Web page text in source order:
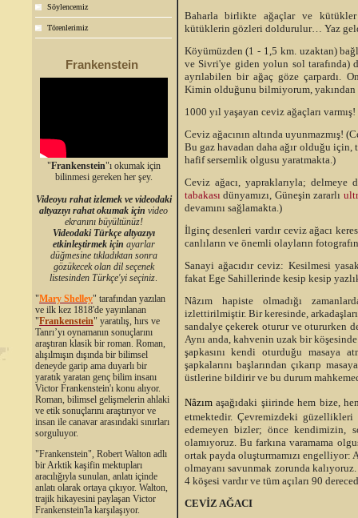
Söylencemiz
Törenlerimiz
Frankenstein
"Frankenstein"ı okumak için
bilinmesi gereken her şey.
Videoyu rahat izlemek ve videodaki
altyazıyı rahat okumak için video
ekranını büyültünüz!
Videodaki Türkçe altyazıyı
etkinleştirmek için ayarlar
düğmesine tıkladıktan sonra
gözükecek olan dil seçenek
listesinden Türkçe'yi seçiniz.
"Mary Shelley" tarafından yazılan
ve ilk kez 1818'de yayınlanan
"Frankenstein" yaratılış, hırs ve
Tanrı’yı oynamanın sonuçlarını
araştıran klasik bir roman. Roman,
alışılmışın dışında bir bilimsel
deneyde garip ama duyarlı bir
yaratık yaratan genç bilim insanı
Victor Frankenstein'ı konu alıyor.
Roman, bilimsel gelişmelerin ahlaki
ve etik sonuçlarını araştırıyor ve
insan ile canavar arasındaki sınırları
sorguluyor.
"Frankenstein", Robert Walton adlı
bir Arktik kaşifin mektupları
aracılığıyla sunulan, anlatı içinde
anlatı olarak ortaya çıkıyor. Walton,
trajik hikayesini paylaşan Victor
Frankenstein'la karşılaşıyor.
Baharla birlikte ağaçlar ve
kütüklerin gözleri doldurulur… Yaz
Köyümüzden (1 - 1,5 km. uzaktan)
ve Sivri'ye giden yolun sol tarafında)
ayrılabilen bir ağaç göze çarpardı.
Kimin olduğunu bilmiyorum, yakından
1000 yıl yaşayan ceviz ağaçları varmış!
Ceviz ağacının altında uyunmazmış!
Bu gaz havadan daha ağır olduğu
hafif sersemlik olgusu yaratmakta.)
Ceviz ağacı, yapraklarıyla; delmeye
tabakası dünyamızı, Güneşin zararlı
devamını sağlamakta.)
İlginç desenleri vardır ceviz ağacı
canlıların ve önemli olayların
Sanayi ağacıdır ceviz: Kesilmesi
fakat Ege Sahillerinde kesip kesip
Nâzım hapiste olmadığı
izlettirilmiştir. Bir keresinde,
sandalye çekerek oturur ve otururken
Aynı anda, kahvenin uzak bir
şapkasını kendi oturduğu masaya
şapkalarını başlarından çıkarıp
üstlerine bildirir ve bu durum
Nâzımaşağıdaki şiirinde hem bize,
etmektedir. Çevremizdeki
edemeyen bizler; önce kendimizin,
olamıyoruz. Bu farkına varamama
ortak payda oluşturmamızı engelliyor:
olmayanı savunmak zorunda
4 köşesi vardır ve tüm açıları 90
CEVİZ AĞACI